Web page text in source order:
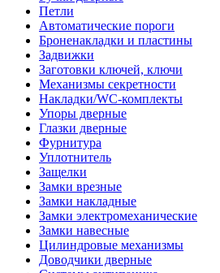
Петли
Автоматические пороги
Броненакладки и пластины
Задвижки
Заготовки ключей, ключи
Механизмы секретности
Накладки/WC-комплекты
Упоры дверные
Глазки дверные
Фурнитура
Уплотнитель
Защелки
Замки врезные
Замки накладные
Замки электромеханические
Замки навесные
Цилиндровые механизмы
Доводчики дверные